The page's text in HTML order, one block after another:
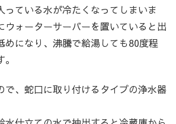
っている水が冷たくなってしまいま
ウォーターサーバーを置いていると出
めになり、沸騰で給湯しても80度程
で、蛇口に取り付けるタイプの浄水器